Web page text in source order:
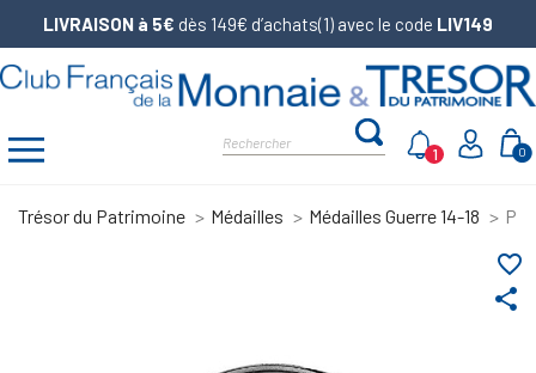
LIVRAISON à 5€ dès 149€ d’achats(1) avec le code LIV149
0
1
Trésor du Patrimoine Médailles Médailles Guerre 14-18
share
favorite_border